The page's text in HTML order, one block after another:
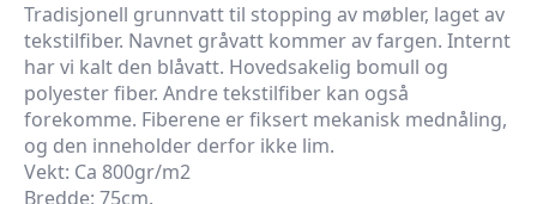
Tradisjonell grunnvatt til stopping av møbler, laget av
tekstilfiber. Navnet gråvatt kommer av fargen. Internt
har vi kalt den blåvatt. Hovedsakelig bomull og
polyester fiber. Andre tekstilfiber kan også
forekomme. Fiberene er fiksert mekanisk mednåling,
og den inneholder derfor ikke lim.
Vekt: Ca 800gr/m2
Bredde: 75cm.